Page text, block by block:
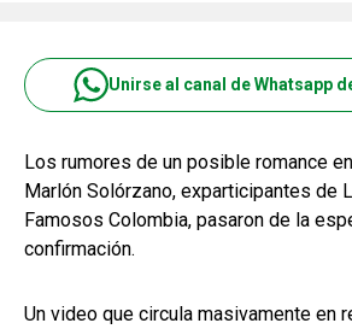
Unirse al canal de Whatsapp
Los rumores de un posible romance
Marlón Solórzano, exparticipantes de
Famosos Colombia, pasaron de la
confirmación.
Un video que circula masivamente en